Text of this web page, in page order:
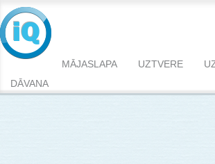
MĀJASLAPA UZTVERE
DĀVANA